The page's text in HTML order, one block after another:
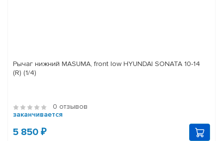
Рычаг нижний MASUMA, front low HYUNDAI SONATA 10-14
(R) (1/4)
0 отзывов
заканчивается
5 850 ₽